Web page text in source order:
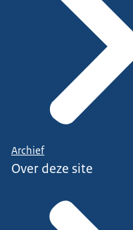
Archief
Over deze site